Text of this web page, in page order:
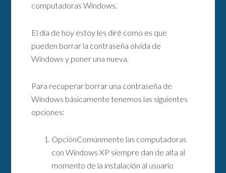
computadoras Windows.
El día de hoy estoy les diré como es que
pueden borrar la contraseña olvida de
Windows y poner una nueva.
Para recuperar borrar una contraseña de
Windows básicamente tenemos las siguientes
opciones:
OpciónComúnmente las computadoras
con Windows XP siempre dan de alta al
momento de la instalación al usuario